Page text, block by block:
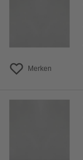
Merken